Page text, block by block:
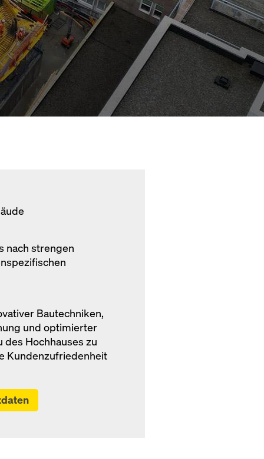
nach strengen
Bautechniken,
und optimierter
des Hochhauses zu
Kundenzufriedenheit